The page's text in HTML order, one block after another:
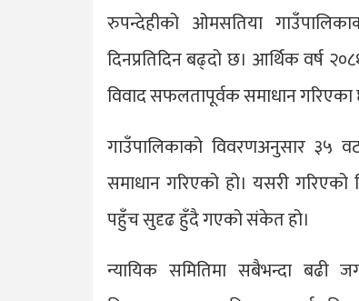
रुपन्देहीको ओमसतिया
दिनप्रतिदिन बढ्दो छ। आर्थिक वर्ष
विवाद सफलतापूर्वक समाधान गरिएका
गाउँपालिकाको विवरणअनुसार ३५
समाधान गरिएको हो। यसरी
पहुँच सुदृढ हुँदै गएको संकेत हो।
न्यायिक समितिमा सबैभन्दा बढी